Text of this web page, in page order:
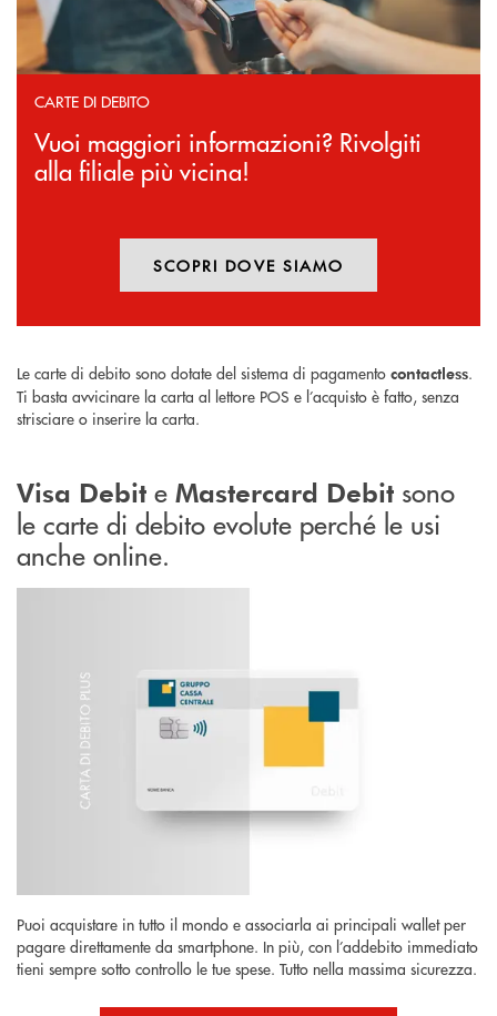
CARTE DI DEBITO
Vuoi maggiori informazioni? Rivolgiti
alla filiale più vicina!
SCOPRI DOVE SIAMO
Le carte di debito sono dotate del sistema di pagamento contactless.
Ti basta avvicinare la carta al lettore POS e l’acquisto è fatto, senza
strisciare o inserire la carta.
Visa Debit e Mastercard Debit sono
le carte di debito evolute perché le usi
anche online.
Puoi acquistare in tutto il mondo e associarla ai principali wallet per
pagare direttamente da smartphone. In più, con l’addebito immediato
tieni sempre sotto controllo le tue spese. Tutto nella massima sicurezza.